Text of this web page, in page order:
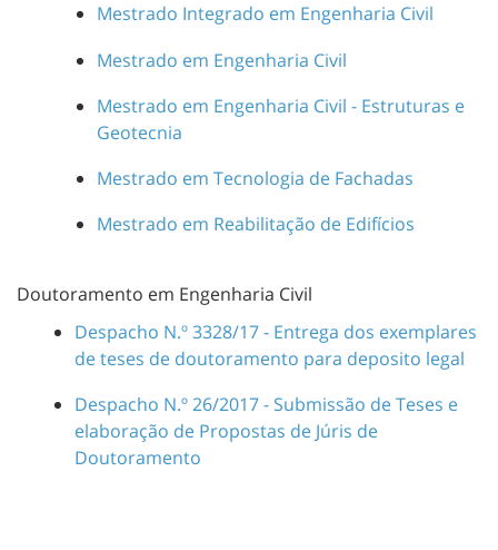
Mestrado Integrado em Engenharia Civil
Mestrado em Engenharia Civil
Mestrado em Engenharia Civil - Estruturas e
Geotecnia
Mestrado em Tecnologia de Fachadas
Mestrado em Reabilitação de Edifícios
Doutoramento em Engenharia Civil
Despacho N.º 3328/17 - Entrega dos exemplares
de teses de doutoramento para deposito legal
Despacho N.º 26/2017 - Submissão de Teses e
elaboração de Propostas de Júris de
Doutoramento